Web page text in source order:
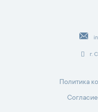
г.
Политика